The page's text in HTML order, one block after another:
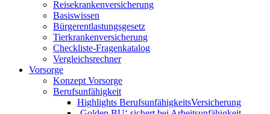
Reisekrankenversicherung
Basiswissen
Bürgerentlastungsgesetz
Tierkrankenversicherung
Checkliste-Fragenkatalog
Vergleichsrechner
Vorsorge
Konzept Vorsorge
Berufsunfähigkeit
Highlights BerufsunfähigkeitsVersicherung